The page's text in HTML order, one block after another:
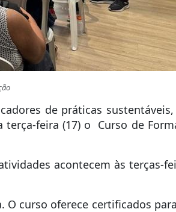
de práticas
feira (17) o Curso de
acontecem às terças-
O curso oferece certificados